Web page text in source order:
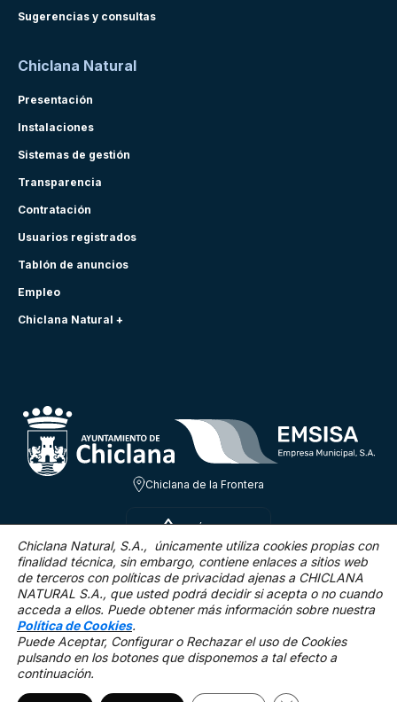
Sugerencias y consultas
Chiclana Natural
Presentación
Instalaciones
Sistemas de gestión
Transparencia
Contratación
Usuarios registrados
Tablón de anuncios
Empleo
Chiclana Natural +
Chiclana de la Frontera
SÁB 8 AGO
23.4ºC
0.4 Km/h 0 %
Mapa Web
Política de cookies
Chiclana Natural, S.A., únicamente utiliza cookies propias con
finalidad técnica, sin embargo, contiene enlaces a sitios web
de terceros con políticas de privacidad ajenas a CHICLANA
NATURAL S.A., que usted podrá decidir si acepta o no cuando
acceda a ellos. Puede obtener más información sobre nuestra
Política de Cookies.
Puede Aceptar, Configurar o Rechazar el uso de Cookies
pulsando en los botones que disponemos a tal efecto a
continuación.